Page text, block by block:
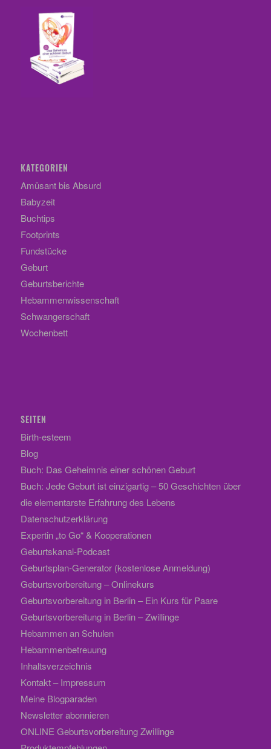
KATEGORIEN
Amüsant bis Absurd
Babyzeit
Buchtips
Footprints
Fundstücke
Geburt
Geburtsberichte
Hebammenwissenschaft
Schwangerschaft
Wochenbett
SEITEN
Birth-esteem
Blog
Buch: Das Geheimnis einer schönen Geburt
Buch: Jede Geburt ist einzigartig – 50 Geschichten über
die elementarste Erfahrung des Lebens
Datenschutzerklärung
Expertin „to Go“ & Kooperationen
Geburtskanal-Podcast
Geburtsplan-Generator (kostenlose Anmeldung)
Geburtsvorbereitung – Onlinekurs
Geburtsvorbereitung in Berlin – Ein Kurs für Paare
Geburtsvorbereitung in Berlin – Zwillinge
Hebammen an Schulen
Hebammenbetreuung
Inhaltsverzeichnis
Kontakt – Impressum
Meine Blogparaden
Newsletter abonnieren
ONLINE Geburtsvorbereitung Zwillinge